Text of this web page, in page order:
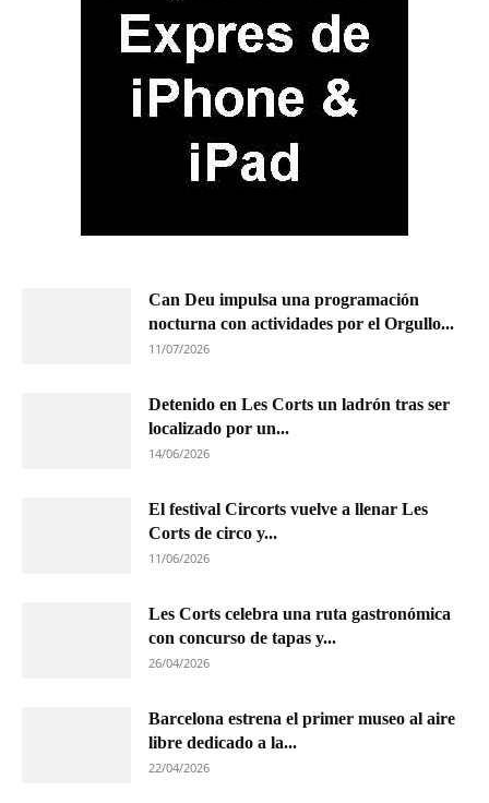
Can Deu impulsa una programación
nocturna con actividades por el Orgullo...
11/07/2026
Detenido en Les Corts un ladrón tras ser
localizado por un...
14/06/2026
El festival Circorts vuelve a llenar Les
Corts de circo y...
11/06/2026
Les Corts celebra una ruta gastronómica
con concurso de tapas y...
26/04/2026
Barcelona estrena el primer museo al aire
libre dedicado a la...
22/04/2026